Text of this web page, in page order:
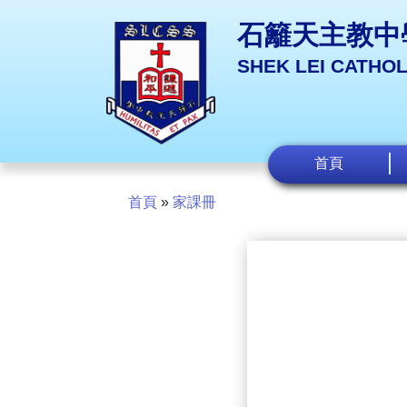
石籬天主教中
SHEK LEI
首頁
首頁 » 家課冊